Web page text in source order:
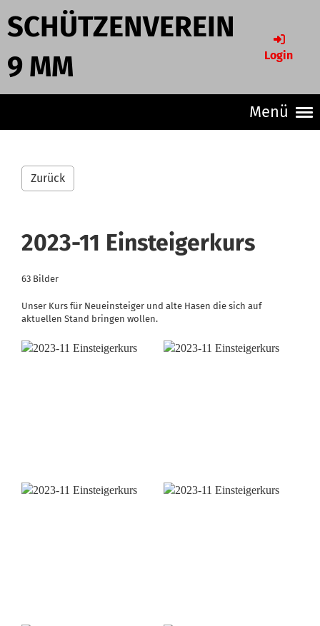
SCHÜTZENVEREIN
9 MM
Login
Menü
Zurück
2023-11 Einsteigerkurs
63 Bilder
Unser Kurs für Neueinsteiger und alte Hasen die sich auf
aktuellen Stand bringen wollen.